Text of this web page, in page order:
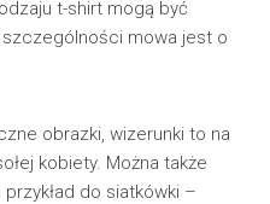
t-shirt mogą być
mowa jest o
obrazki, wizerunki to na
kobiety. Można także
do siatkówki –